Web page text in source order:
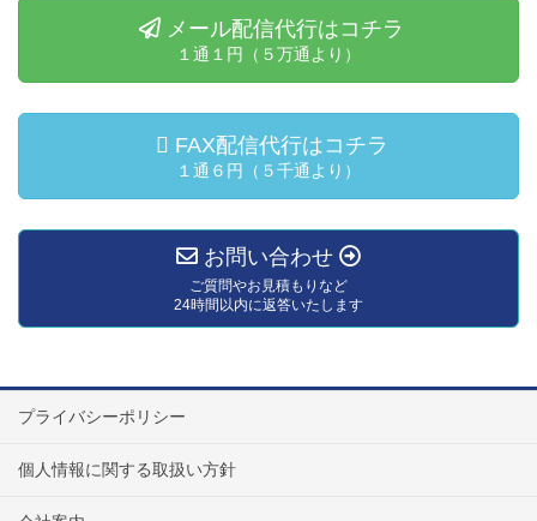
メール配信代行はコチラ
１通１円（５万通より）
FAX配信代行はコチラ
１通６円（５千通より）
お問い合わせ
ご質問やお見積もりなど
24時間以内に返答いたします
プライバシーポリシー
個人情報に関する取扱い方針